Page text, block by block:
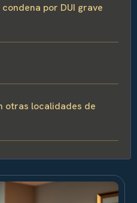
por DUI grave
otras localidades de